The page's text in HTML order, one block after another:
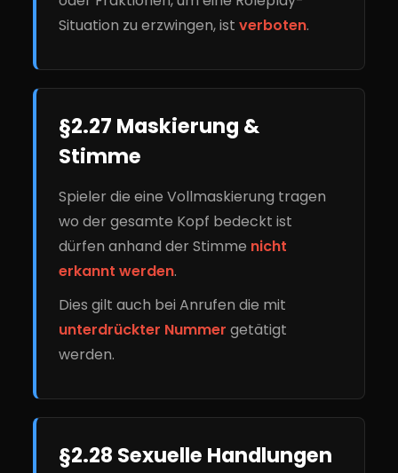
Situation zu erzwingen, istverboten.
§2.27 Maskierung &
Stimme
Spieler die eine Vollmaskierung tragen
wo der gesamte Kopf bedeckt ist
dürfen anhand der Stimme nicht
erkannt werden.
Dies gilt auch bei Anrufen die mit
unterdrückter Nummer getätigt
werden.
§2.28 Sexuelle Handlungen